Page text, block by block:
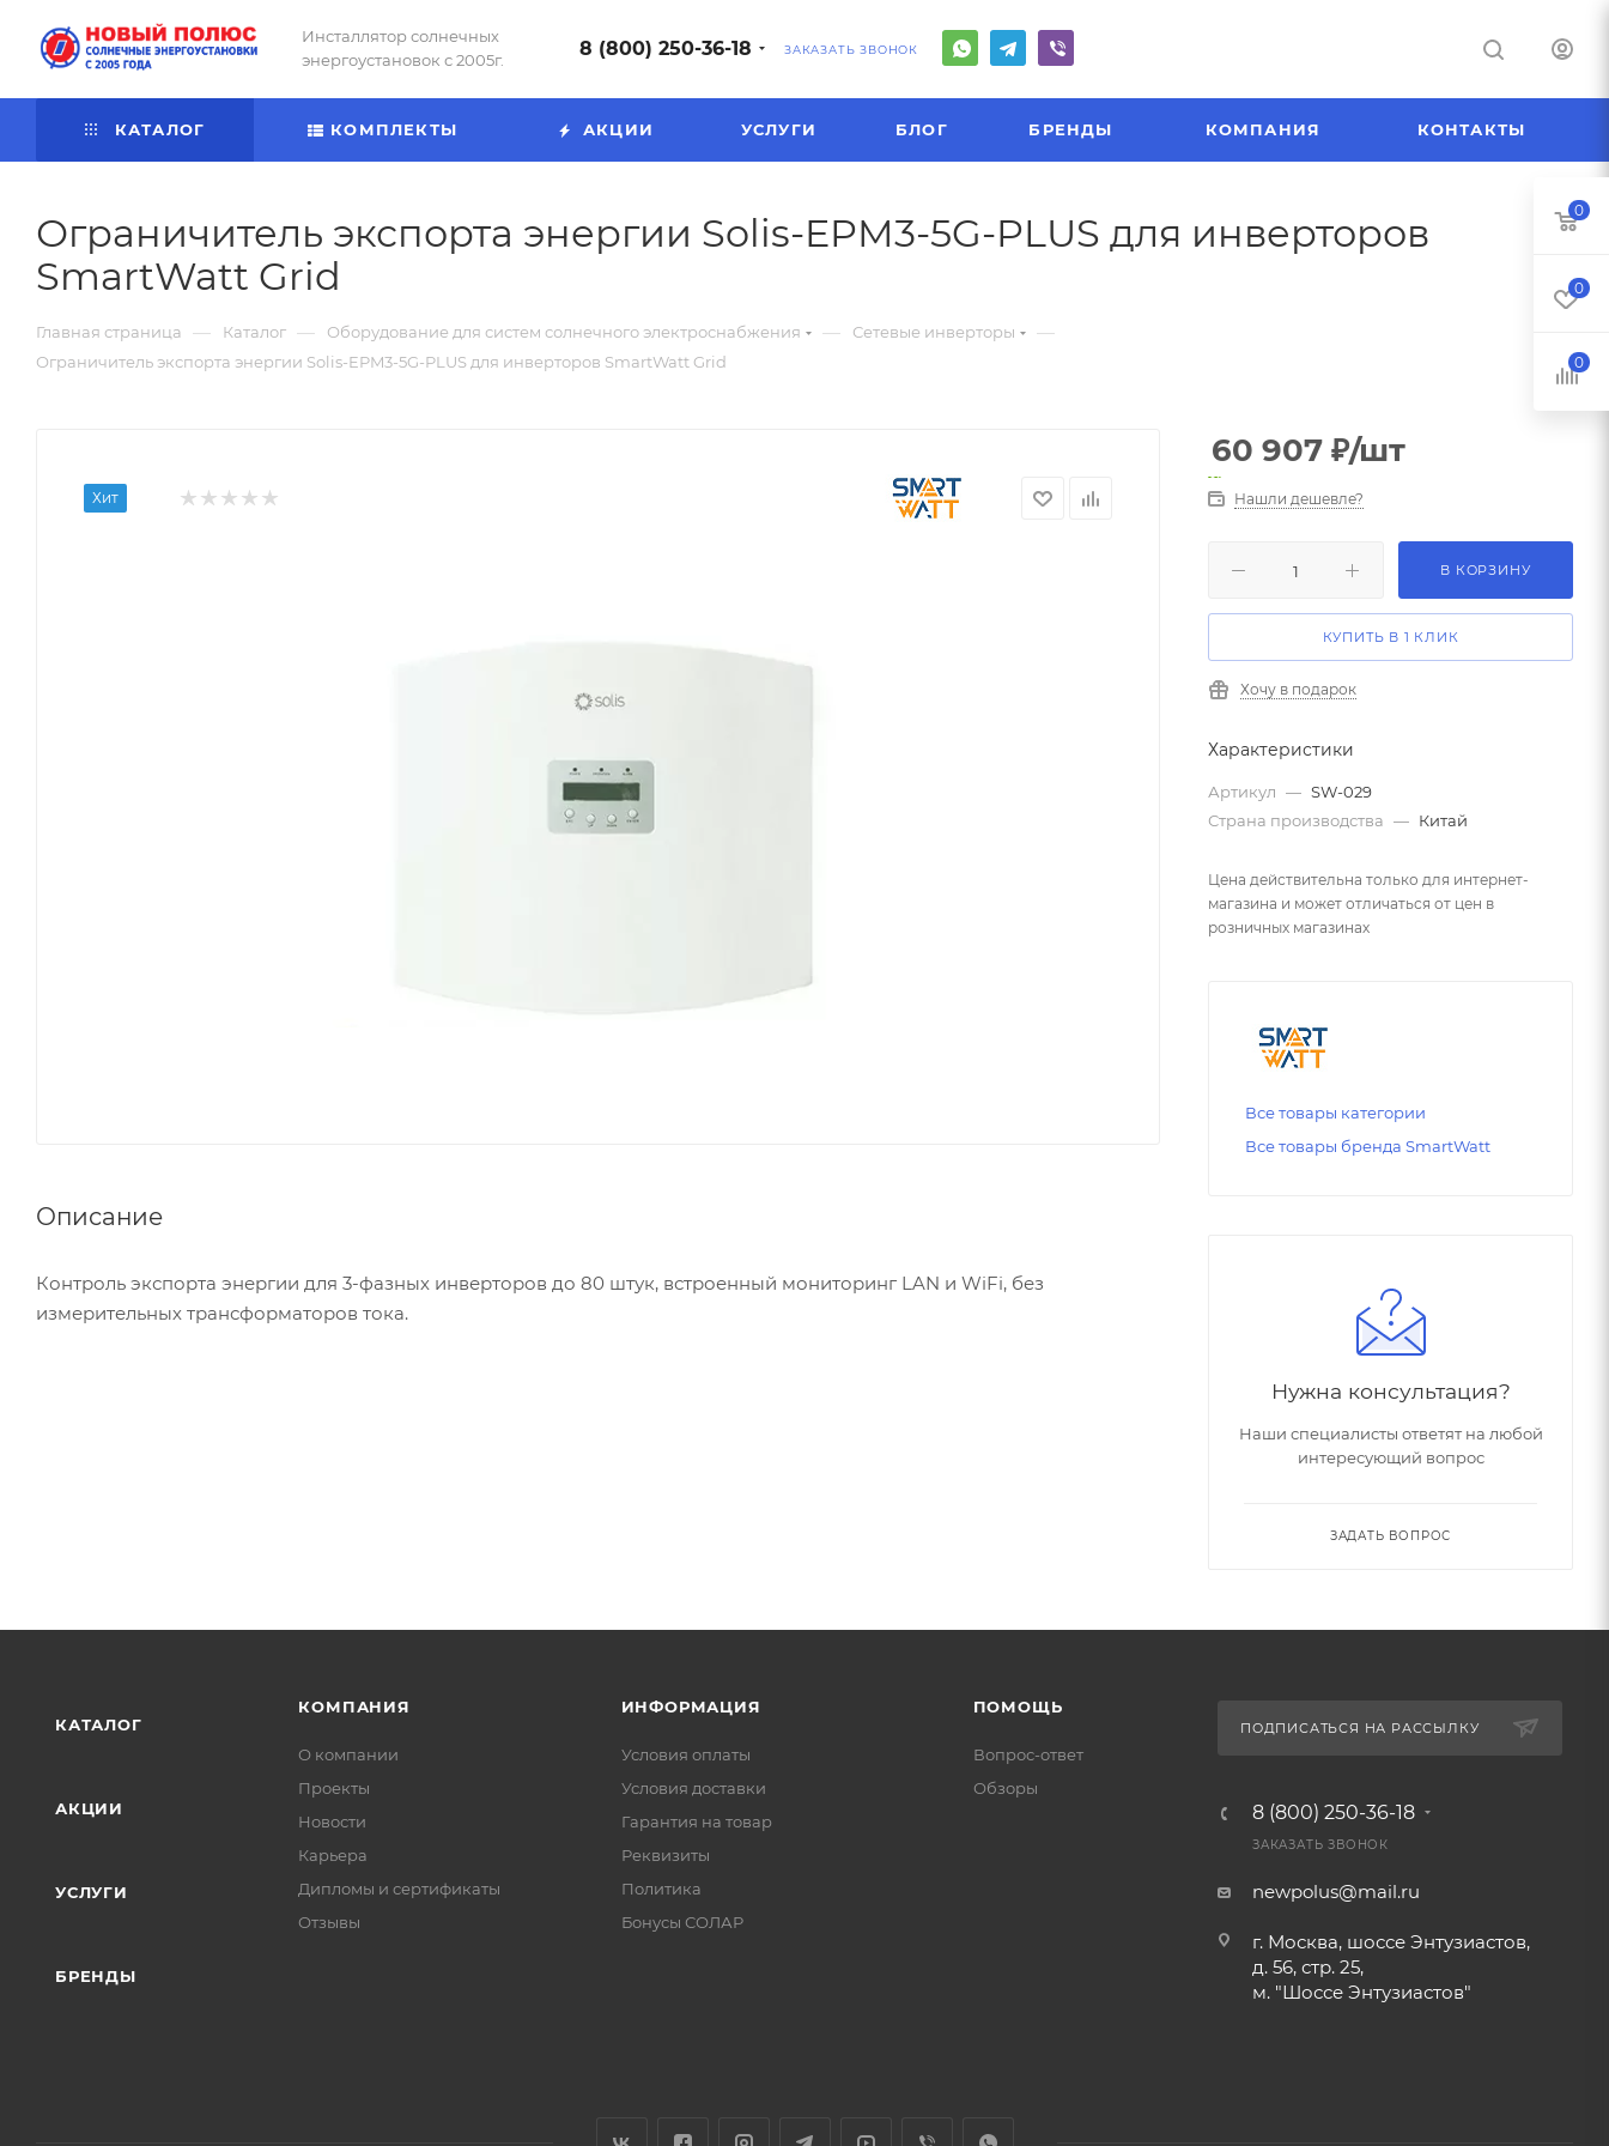
Инсталлятор солнечных
энергоустановок с 2005г.
8 (800) 250-36-18 ЗАКАЗАТЬ ЗВОНОК
КАТАЛОГ КОМПЛЕКТЫ АКЦИИ УСЛУГИ БЛОГ БРЕНДЫ КОМПАНИЯ КОНТАКТЫ
Ограничитель экспорта энергии Solis-EPM3-5G-PLUS для инверторов
SmartWatt Grid
Главная страница — Каталог — Оборудование для систем солнечного электроснабжения — Сетевые инверторы —
Ограничитель экспорта энергии Solis-EPM3-5G-PLUS для инверторов SmartWatt Grid
Хит
Описание
Контроль экспорта энергии для 3-фазных инверторов до 80 штук, встроенный мониторинг LAN и WiFi, без
измерительных трансформаторов тока.
60 907 ₽/шт
Нашли дешевле?
В КОРЗИНУ
КУПИТЬ В 1 КЛИК
Хочу в подарок
Характеристики
Артикул — SW-029
Страна производства — Китай
Цена действительна только для интернет-
магазина и может отличаться от цен в
розничных магазинах
Все товары категории
Все товары бренда SmartWatt
Нужна консультация?
Наши специалисты ответят на любой
интересующий вопрос
ЗАДАТЬ ВОПРОС
КАТАЛОГ
АКЦИИ
УСЛУГИ
БРЕНДЫ
КОМПАНИЯ
О компании
Проекты
Новости
Карьера
Дипломы и сертификаты
Отзывы
ИНФОРМАЦИЯ
Условия оплаты
Условия доставки
Гарантия на товар
Реквизиты
Политика
Бонусы СОЛАР
ПОМОЩЬ
Вопрос-ответ
Обзоры
ПОДПИСАТЬСЯ НА РАССЫЛКУ
8 (800) 250-36-18
ЗАКАЗАТЬ ЗВОНОК
newpolus@mail.ru
г. Москва, шоссе Энтузиастов,
д. 56, стр. 25,
м. "Шоссе Энтузиастов"
0
0
0